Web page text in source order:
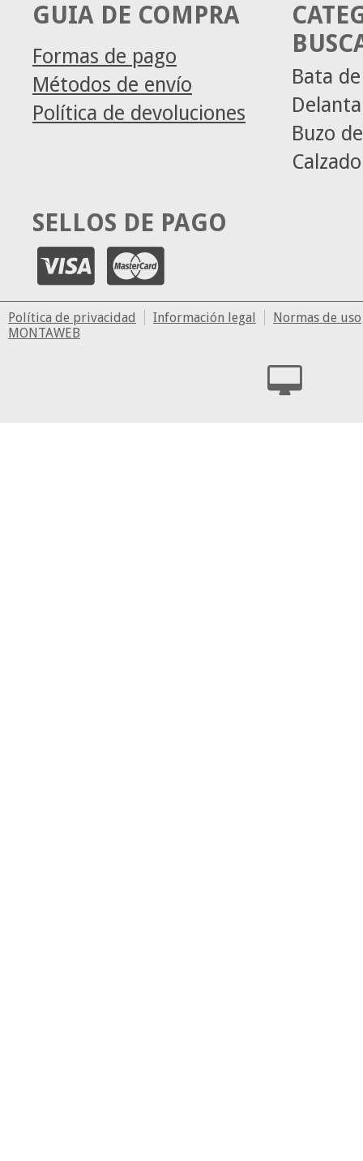
GUIA DE COMPRA
Formas de pago
Métodos de envío
Política de devoluciones
Bata
Buzo
SELLOS DE PAGO
Política de privacidad Información legal
Normas de uso
MONTAWEB